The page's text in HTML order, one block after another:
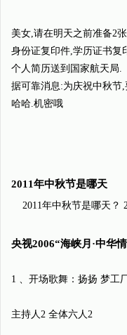
美女,请在明天之前准备2
身份证复印件,学历证书复
个人简历送到国家航天局.
据可靠消息:为庆祝中秋节
哈哈.机密哦
2011年中秋节是哪天
2011年中秋节是哪天？
央视2006“海峡月·中华
1 、开场歌舞：扬扬 梦工
主持人2 全体六人2